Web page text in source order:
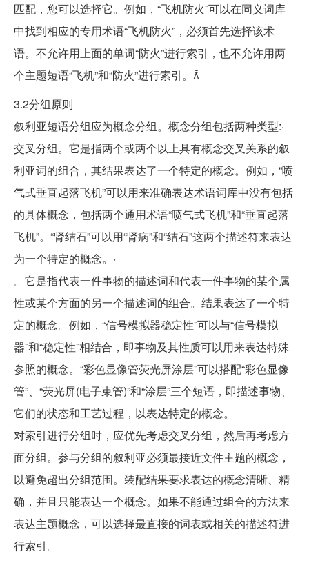
匹配，您可以选择它。例如，“飞机防火”可以在同义词库
中找到相应的专用术语“飞机防火”，必须首先选择该术
语。不允许用上面的单词“防火”进行索引，也不允许用两
个主题短语“飞机”和“防火”进行索引。
3.2分组原则
叙利亚短语分组应为概念分组。概念分组包括两种类型:·
交叉分组。它是指两个或两个以上具有概念交叉关系的叙
利亚词的组合，其结果表达了一个特定的概念。例如，“喷
气式垂直起落飞机”可以用来准确表达术语词库中没有包括
的具体概念，包括两个通用术语“喷气式飞机”和“垂直起落
飞机”。“肾结石”可以用“肾病”和“结石”这两个描述符来表达
为一个特定的概念。·
。它是指代表一件事物的描述词和代表一件事物的某个属
性或某个方面的另一个描述词的组合。结果表达了一个特
定的概念。例如，“信号模拟器稳定性”可以与“信号模拟
器”和“稳定性”相结合，即事物及其性质可以用来表达特殊
参照的概念。“彩色显像管荧光屏涂层”可以搭配“彩色显像
管”、“荧光屏(电子束管)”和“涂层”三个短语，即描述事物、
它们的状态和工艺过程，以表达特定的概念。
对索引进行分组时，应优先考虑交叉分组，然后再考虑方
面分组。参与分组的叙利亚必须最接近文件主题的概念，
以避免超出分组范围。装配结果要求表达的概念清晰、精
确，并且只能表达一个概念。如果不能通过组合的方法来
表达主题概念，可以选择最直接的词表或相关的描述符进
行索引。